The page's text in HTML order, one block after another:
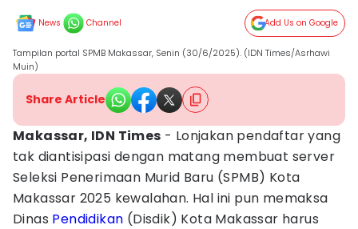
News Channel Add Us on Google
Tampilan portal SPMB Makassar, Senin (30/6/2025). (IDN Times/Asrhawi
Muin)
Share Article
Makassar, IDN Times - Lonjakan pendaftar yang
tak diantisipasi dengan matang membuat server
Seleksi Penerimaan Murid Baru (SPMB) Kota
Makassar 2025 kewalahan. Hal ini pun memaksa
Dinas Pendidikan (Disdik) Kota Makassar harus